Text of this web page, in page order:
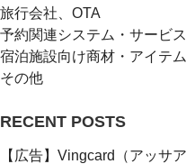
旅行会社、OTA
予約関連システム・サービス
宿泊施設向け商材・アイテム
その他
RECENT POSTS
【広告】Vingcard（アッサ